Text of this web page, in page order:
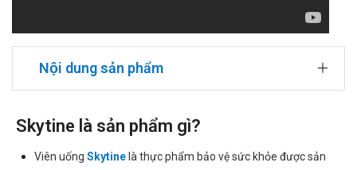
Nội dung sản phẩm
Skytine là sản phẩm gì?
Viên uống Skytinelà thực phẩm bảo vệ sức khỏe được sản